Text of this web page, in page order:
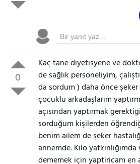
0
Kaç tane diyetisyene ve
de sağlık personeliyim,
da sordum ) daha önce
çocuklu arkadaşlarım
açısından yaptırmak
sorduğum kişilerden
benim ailem de şeker
annemde. Kilo
dememek için yaptiricam en